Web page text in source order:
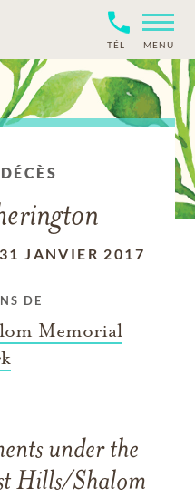
TÉL MENU
31 JANVIER 2017
DE
Memorial
under the
Hills/Shalom